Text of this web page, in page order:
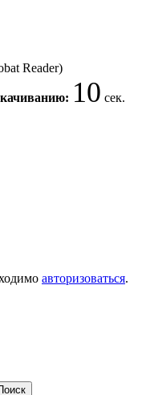
Reader)
10 сек.
авторизоваться.